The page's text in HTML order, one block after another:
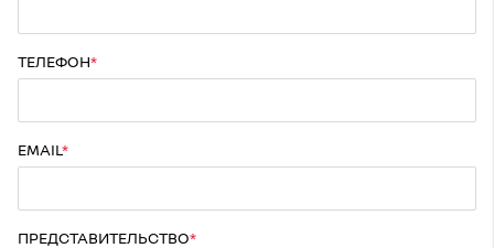
ТЕЛЕФОН
EMAIL
ПРЕДСТАВИТЕЛЬСТВО